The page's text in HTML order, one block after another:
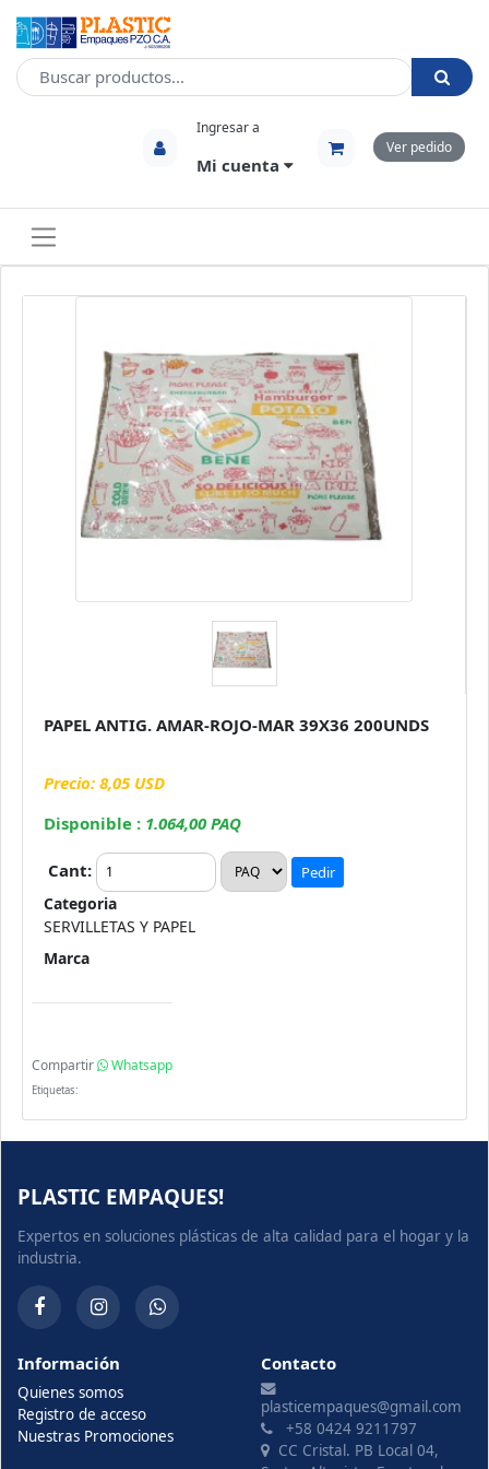
Ingresar a
Mi cuenta
Ver pedido
PAPEL ANTIG. AMAR-ROJO-MAR 39X36 200UNDS
Precio: 8,05 USD
Disponible : 1.064,00 PAQ
Cant: Pedir
Categoria
SERVILLETAS Y PAPEL
Marca
Compartir Whatsapp
Etiquetas:
PLASTIC EMPAQUES!
Expertos en soluciones plásticas de alta calidad para el hogar y la
industria.
Información
Quienes somos
Registro de acceso
Nuestras Promociones
Contacto
plasticempaques@gmail.com
+58 0424 9211797
CC Cristal. PB Local 04,